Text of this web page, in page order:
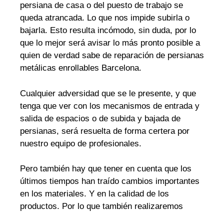
persiana de casa o del puesto de trabajo se
queda atrancada. Lo que nos impide subirla o
bajarla. Esto resulta incómodo, sin duda, por lo
que lo mejor será avisar lo más pronto posible a
quien de verdad sabe de reparación de persianas
metálicas enrollables Barcelona.
Cualquier adversidad que se le presente, y que
tenga que ver con los mecanismos de entrada y
salida de espacios o de subida y bajada de
persianas, será resuelta de forma certera por
nuestro equipo de profesionales.
Pero también hay que tener en cuenta que los
últimos tiempos han traído cambios importantes
en los materiales. Y en la calidad de los
productos. Por lo que también realizaremos